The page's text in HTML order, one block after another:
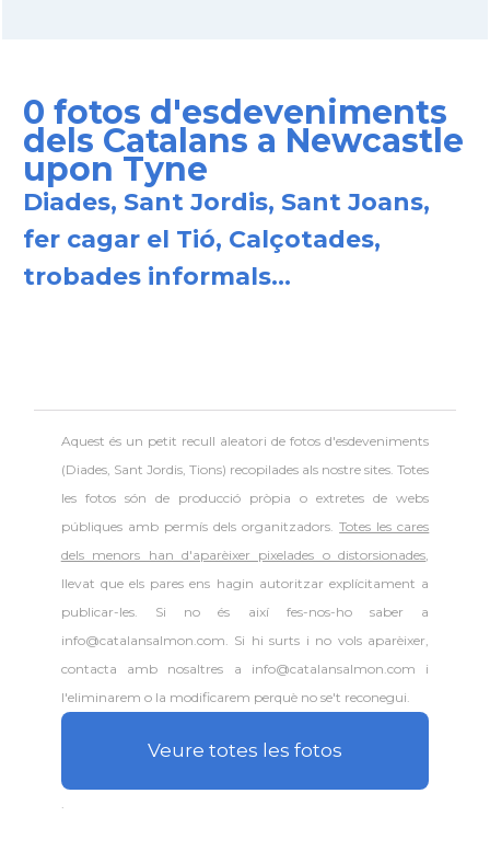
0 fotos d'esdeveniments
dels Catalans a Newcastle
upon Tyne
Diades, Sant Jordis, Sant Joans,
fer cagar el Tió, Calçotades,
trobades informals...
Aquest és un petit recull aleatori defotos d'esdeveniments
(Diades, Sant Jordis, Tions) recopilades als nostre sites. Totes
les fotos són de producció pròpia o extretes de webs
públiques amb permís dels organitzadors.Totes les cares
dels menors han d'aparèixer pixelades o distorsionades,
llevat que els pares ens hagin autoritzar explícitament a
publicar-les. Si no és així fes-nos-ho saber a
info@catalansalmon.com. Si hi surts i no vols aparèixer,
contacta amb nosaltres a info@catalansalmon.com i
l'eliminarem o la modificarem perquè no se't reconegui.
Veure totes les fotos